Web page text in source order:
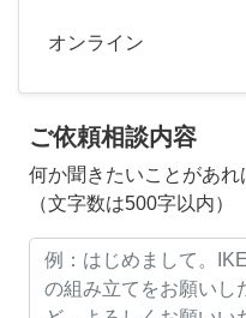
オンライン
ご依頼相談内容
何か聞きたいことがあ
（文字数は500字以内）